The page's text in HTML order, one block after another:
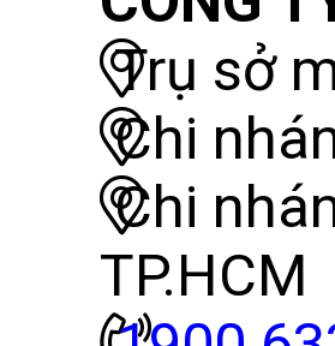
Trụ sở
Chi
Chi
TP.HCM